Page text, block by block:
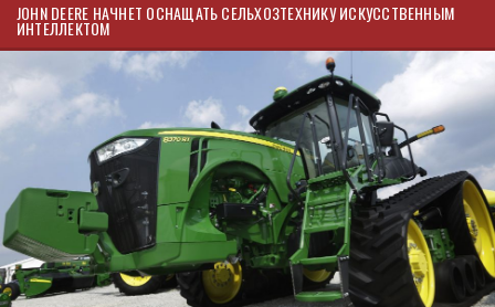
JOHN DEERE НАЧНЕТ ОСНАЩАТЬ СЕЛЬХОЗТЕХНИКУ ИСКУССТВЕННЫМ
ИНТЕЛЛЕКТОМ